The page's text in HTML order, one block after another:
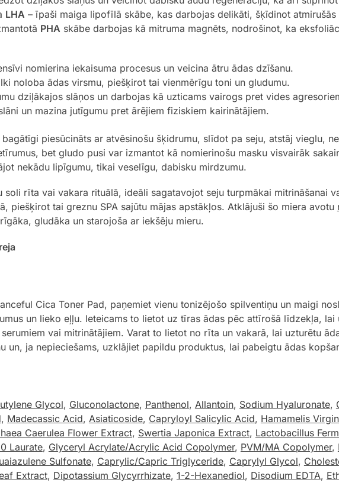
LHA – īpaši maiga lipofīlā skābe, kas darbojas delikāti, šķīdinot
PHA skābe darbojas kā mitruma magnēts, nodrošinot, ka
nomierina iekaisuma procesus un veicina ātru ādas dzīšanu.
noloba ādas virsmu, piešķirot tai vienmērīgu toni un gludumu.
dziļākajos slāņos un darbojas kā uzticams vairogs pret vides
un mazina jutīgumu pret ārējiem fiziskiem kairinātājiem.
piesūcināts ar atvēsinošu šķidrumu, slīdot pa seju, atstāj vieglu,
bet gludo pusi var izmantot kā nomierinošu masku visvairāk
nekādu lipīgumu, tikai veselīgu, dabisku mirdzumu.
rīta vai vakara rituālā, ideāli sagatavojot seju turpmākai mitrināšanai
piešķirot tai greznu SPA sajūtu mājas apstākļos. Atklājuši šo miera avotu
gludāka un starojoša ar iekšēju mieru.
Cica Toner Pad, paņemiet vienu tonizējošo spilventiņu un maigi
un lieko eļļu. Ieteicams to lietot uz tīras ādas pēc attīrošā līdzekļa,
vai mitrinātājiem. Varat to lietot no rīta un vakarā, lai uzturētu
un, ja nepieciešams, uzklājiet papildu produktus, lai pabeigtu ādas
Glycol, Gluconolactone, Panthenol, Allantoin, Sodium Hyaluronate,
, Madecassic Acid, Asiaticoside, Capryloyl Salicylic Acid, Hamamelis
Caerulea Flower Extract, Swertia Japonica Extract, Lactobacillus
Laurate, Glyceryl Acrylate/Acrylic Acid Copolymer, PVM/MA Copolymer,
Sulfonate, Caprylic/Capric Triglyceride, Caprylyl Glycol,
Extract, Dipotassium Glycyrrhizate, 1-2-Hexanediol, Disodium EDTA,